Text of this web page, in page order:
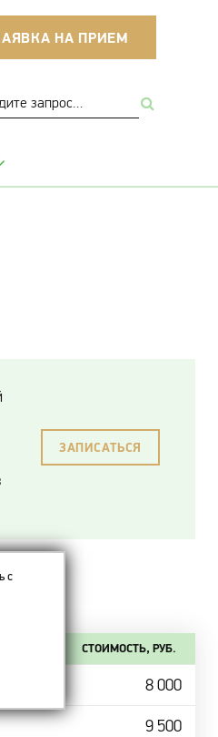
НА ПРИЕМ
ЗАПИСАТЬСЯ
СТОИМОСТЬ, РУБ.
8 000
9 500
с